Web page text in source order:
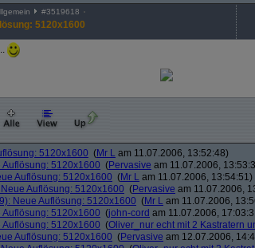
#3519618
5120x1600
5120x1600 (Mr L am 11.07.2006, 13:52:48)
Auflösung: 5120x1600 (Pervasive am 11.07.2006,
Auflösung: 5120x1600 (Mr L am 11.07.2006, 13:54:51)
Neue Auflösung: 5120x1600 (Pervasive am 11.07.2006,
Neue Auflösung: 5120x1600 (Mr L am 11.07.2006,
Auflösung: 5120x1600 (john-cord am 11.07.2006,
Auflösung: 5120x1600 (Oliver_nur echt mit 2 Kastratern
Auflösung: 5120x1600 (Pervasive am 12.07.2006,